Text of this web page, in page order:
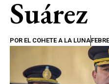
Suárez
POR EL COHETE A LA LUNA